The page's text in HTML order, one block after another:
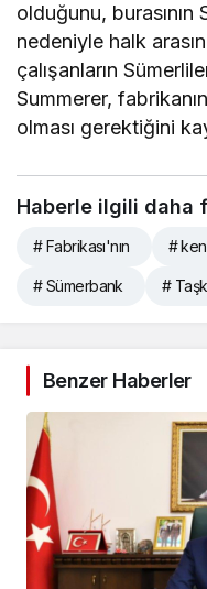
olduğunu, burasının
nedeniyle halk
çalışanların
Summerer,
olması gerektiğini
Haberle ilgili daha
# Fabrikası'nın #
# Sümerbank #
Benzer Haberler